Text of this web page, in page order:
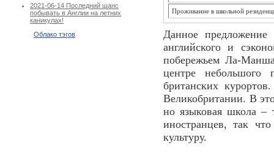
2021-06-14 Последний шанс
побывать в Англии на летних
каникулах!
Облако тэгов
Проживание в школьной
Данное предложение
английского и
побережьем Ла-
центре небольшого
британских
Великобритании. В
но языковая школа –
иностранцев, так
культуру.